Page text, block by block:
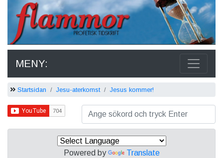
MENY:
Startsidan Jesu-aterkomst Jesus kommer!
Powered by Translate